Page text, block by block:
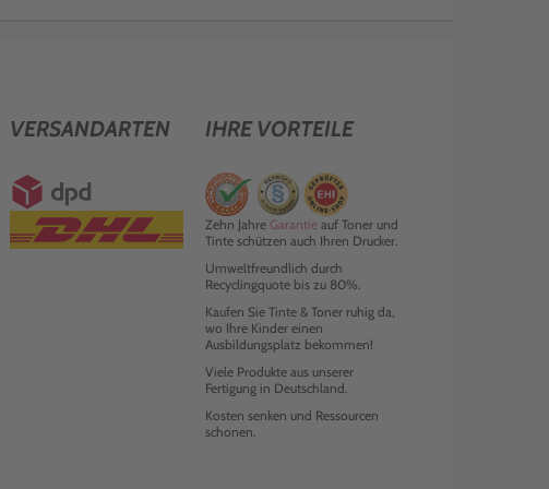
VERSANDARTEN IHRE VORTEILE
Zehn Jahre Garantieauf Toner und
Tinte schützen auch Ihren Drucker.
Umweltfreundlich durch
Recyclingquote bis zu 80%.
Kaufen Sie Tinte & Toner ruhig da,
wo Ihre Kinder einen
Ausbildungsplatz bekommen!
Viele Produkte aus unserer
Fertigung in Deutschland.
Kosten senken und Ressourcen
schonen.